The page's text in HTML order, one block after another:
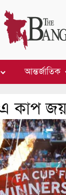
আন্তর্জাতিক
কাপ জয়